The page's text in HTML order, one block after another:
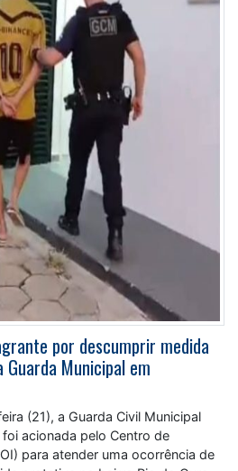
por descumprir medida
Municipal em
(21), a Guarda Civil Municipal
acionada pelo Centro de
para atender uma ocorrência de